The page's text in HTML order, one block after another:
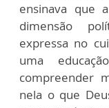
ensinava que
dimensão
expressa no
uma
compreender
nela o que